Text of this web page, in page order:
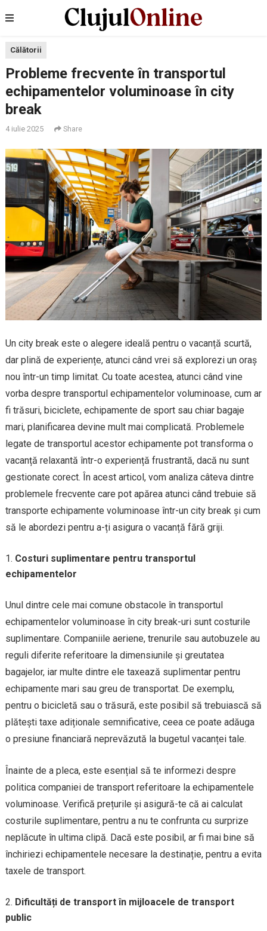
Călătorii
Probleme frecvente în transportul
echipamentelor voluminoase în city
break
4 iulie 2025 Share
Un city break este o alegere ideală pentru o vacanță scurtă,
dar plină de experiențe, atunci când vrei să explorezi un oraș
nou într-un timp limitat. Cu toate acestea, atunci când vine
vorba despre transportul echipamentelor voluminoase, cum ar
fi trăsuri, biciclete, echipamente de sport sau chiar bagaje
mari, planificarea devine mult mai complicată. Problemele
legate de transportul acestor echipamente pot transforma o
vacanță relaxantă într-o experiență frustrantă, dacă nu sunt
gestionate corect. În acest articol, vom analiza câteva dintre
problemele frecvente care pot apărea atunci când trebuie să
transporte echipamente voluminoase într-un city break și cum
să le abordezi pentru a-ți asigura o vacanță fără griji.
Costuri suplimentare pentru transportul
echipamentelor
Unul dintre cele mai comune obstacole în transportul
echipamentelor voluminoase în city break-uri sunt costurile
suplimentare. Companiile aeriene, trenurile sau autobuzele au
reguli diferite referitoare la dimensiunile și greutatea
bagajelor, iar multe dintre ele taxează suplimentar pentru
echipamente mari sau greu de transportat. De exemplu,
pentru o bicicletă sau o trăsură, este posibil să trebuiască să
plătești taxe adiționale semnificative, ceea ce poate adăuga
o presiune financiară neprevăzută la bugetul vacanței tale.
Înainte de a pleca, este esențial să te informezi despre
politica companiei de transport referitoare la echipamentele
voluminoase. Verifică prețurile și asigură-te că ai calculat
costurile suplimentare, pentru a nu te confrunta cu surprize
neplăcute în ultima clipă. Dacă este posibil, ar fi mai bine să
închiriezi echipamentele necesare la destinație, pentru a evita
taxele de transport.
Dificultăți de transport în mijloacele de transport
public